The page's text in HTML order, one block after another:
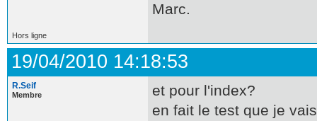
Marc.
Hors ligne
19/04/2010 14:18:53
R.Seif
Membre
et pour l'index?
en fait le test que je